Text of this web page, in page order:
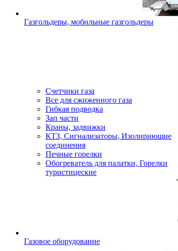
Газгольдеры, мобильные газгольдеры
Счетчики газа
Все для сжиженного газа
Гибкая подводка
Зап части
Краны, задвижки
КТЗ, Сигнализаторы, Изолириющие
соединения
Печные горелки
Обогреватель для палатки, Горелки
туристицеские
Газовое оборудование